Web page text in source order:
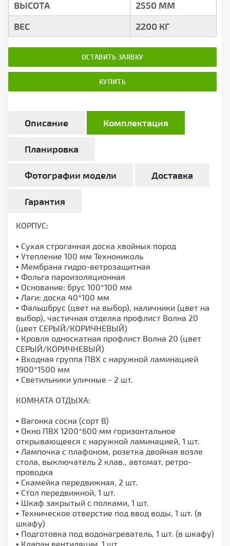
ВЫСОТА
2550 ММ
ВЕС
2200 КГ
ОСТАВИТЬ ЗАЯВКУ
КУПИТЬ
Описание Комплектация
Планировка
Фотографии модели Доставка
Гарантия
КОРПУС:
• Сухая строганная доска хвойных пород
• Утепление 100 мм Технониколь
• Мембрана гидро-ветрозащитная
• Фольга пароизоляционная
• Основание: брус 100*100 мм
• Лаги: доска 40*100 мм
• Фальшбрус (цвет на выбор), наличники (цвет на
выбор), частичная отделка профлист Волна 20
(цвет СЕРЫЙ/КОРИЧНЕВЫЙ)
• Кровля односкатная профлист Волна 20 (цвет
СЕРЫЙ/КОРИЧНЕВЫЙ)
• Входная группа ПВХ с наружной ламинацией
1900*1500 мм
• Светильники уличные - 2 шт.
КОМНАТА ОТДЫХА:
• Вагонка сосна (сорт В)
• Окно ПВХ 1200*600 мм горизонтальное
открывающееся с наружной ламинацией, 1 шт.
• Лампочка с плафоном, розетка двойная возле
стола, выключатель 2 клав., автомат, ретро-
проводка
• Скамейка передвижная, 2 шт.
• Стол передвижной, 1 шт.
• Шкаф закрытый с полками, 1 шт.
• Техническое отверстие под ввод воды, 1 шт. (в
шкафу)
• Подготовка под водонагреватель, 1 шт. (в шкафу)
• Клапан вентиляции, 1 шт.